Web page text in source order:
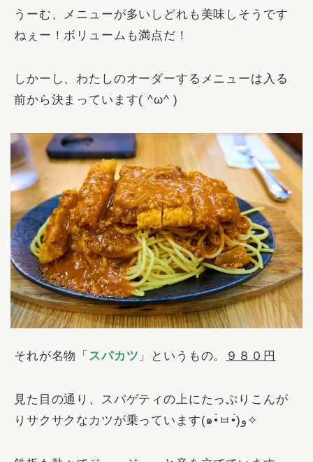
うーむ、メニューが多いしどれも美味しそうです
ねぇー！ボリュームも満点だ！
しかーし、わたしのオーダーするメニューは入る
前から決まっています( ^ω^ )
それが名物「 スパカツ 」というもの。 ９８０円
見た目の通り、スパゲティの上にたっぷりこんが
りサクサクなカツが乗っています(๑•̀ㅂ•́)و✧